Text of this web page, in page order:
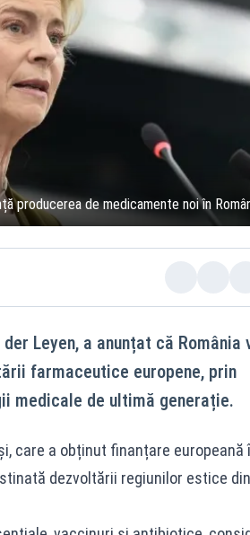
producerea de medicamente noi în
Leyen, a anunțat că România
farmaceutice europene, prin
medicale de ultimă generație.
care a obținut finanțare europeană
dezvoltării regiunilor estice din